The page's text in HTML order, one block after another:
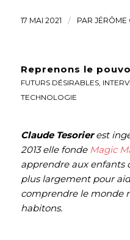
17 MAI 2021 / PAR JÉRÔME
Reprenons le
FUTURS DÉSIRABLES,
TECHNOLOGIE
Claude Tesorierest
2013 elle fonde Magic
apprendre aux enfants
plus largement pour
comprendre le monde
habitons.